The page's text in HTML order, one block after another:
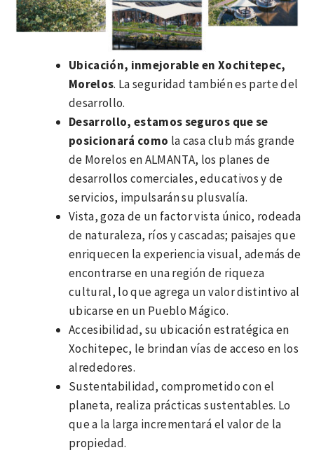
Ubicación, inmejorable en Xochitepec,
Morelos. La seguridad también es parte del
desarrollo.
Desarrollo, estamos seguros que se
posicionará como la casa club más grande
de Morelos en ALMANTA, los planes de
desarrollos comerciales, educativos y de
servicios, impulsarán su plusvalía.
Vista, goza de un factor vista único, rodeada
de naturaleza, ríos y cascadas; paisajes que
enriquecen la experiencia visual, además de
encontrarse en una región de riqueza
cultural, lo que agrega un valor distintivo al
ubicarse en un Pueblo Mágico.
Accesibilidad, su ubicación estratégica en
Xochitepec, le brindan vías de acceso en los
alrededores.
Sustentabilidad, comprometido con el
planeta, realiza prácticas sustentables. Lo
que a la larga incrementará el valor de la
propiedad.